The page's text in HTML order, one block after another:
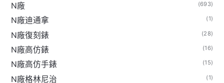
N廠 (693)
N廠迪通拿 (1)
N廠復刻錶 (28)
N廠高仿錶 (16)
N廠高仿手錶 (15)
N廠格林尼治 (1)